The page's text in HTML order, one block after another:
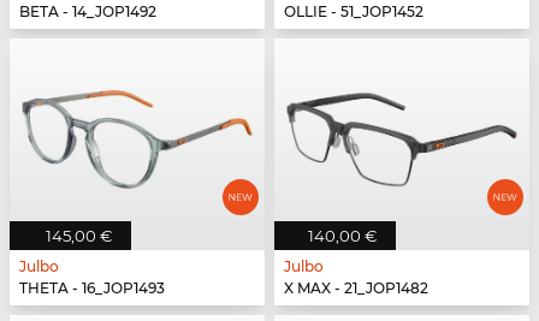
BETA - 14_JOP1492
OLLIE - 51_JOP1452
145,00 €
Julbo
THETA - 16_JOP1493
140,00 €
Julbo
X MAX - 21_JOP1482